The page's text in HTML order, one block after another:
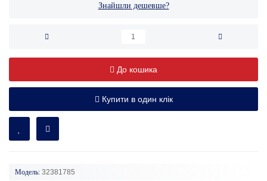
Знайшли дешевше?
До кошика
Купити в один клік
Модель: 32381785